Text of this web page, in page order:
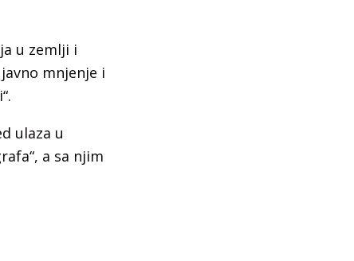
u zemlji i
mnjenje i
ulaza u
a sa njim